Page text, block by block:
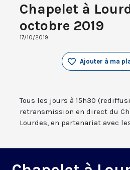
Chapelet à
octobre 2019
17/10/2019
Ajouter à ma
Tous les jours à 15h30
retransmission en direct du
Lourdes, en partenariat avec